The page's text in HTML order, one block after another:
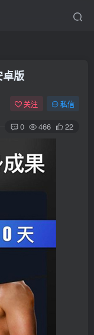
版
关注 私信
0 466 22